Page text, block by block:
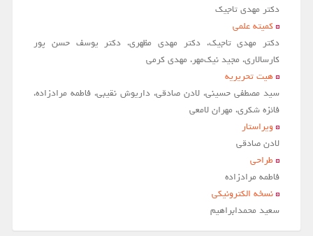
اطلاعات نشریه
اخبار و اعلانات
پیوندهای مفید
تماس با ما
دکتر مهدی تاجیک
کمیته علمی
دکتر مهدی تاجیک، دکتر مهدی مظهری، دکتر یوسف حسن پور
کارسالاری، مجید نیک‌مهر، مهدی کرمی
هیت تحریریه
سید مصطفی حسینی، لادن صادقی، داریوش نقیبی، فاطمه مرادزاده،
فائزه شکری، مهران لامعی
ویراستار
لادن صادقي
طراحی
فاطمه مرادزاده
نسخه الکترونیکی
سعيد محمدابراهيم